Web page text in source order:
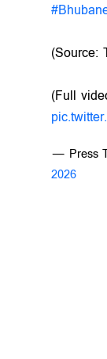
(Source:
(Full
— Press
2026